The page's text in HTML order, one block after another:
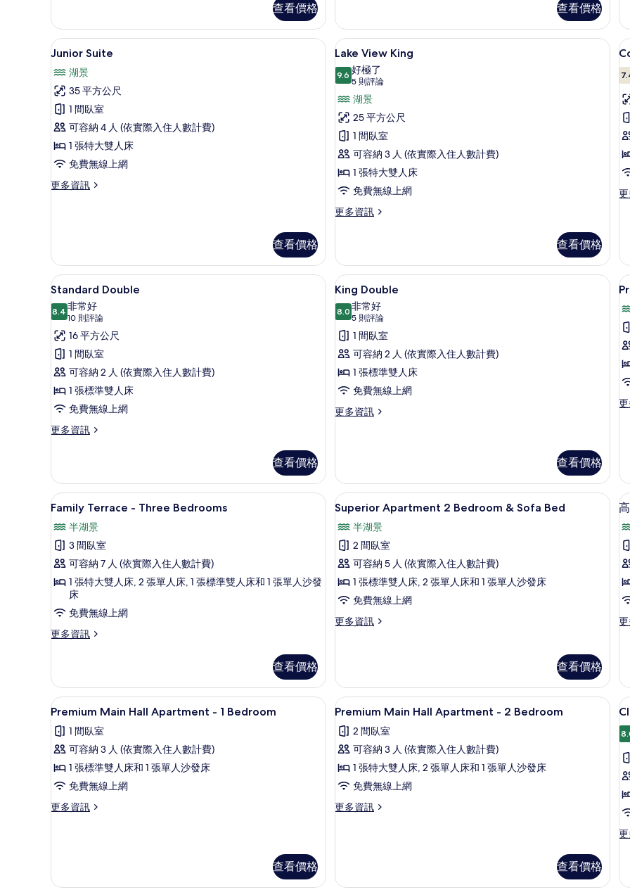
相
片
3
Bedroom
Private
Tub
的
詳
情
查看價格
相
片
3
Bedroom
Suite
詳
情
查看價格
情
顯
Junior
Suite
的
所
有
相
片
Junior Suite | 埃及棉床單、高級寢具、舒適加層、書桌
10
Junior Suite
湖景
35 平方公尺
1 間臥室
可容納 4 人 (依實際入住人數計費)
1 張特大雙人床
免費無線上網
更多資訊
更
情
查看價格
顯
示
Lake
View
King
的
所
有
相
片
9
Lake View King
9.69.6 分，滿分 10 分
好極了
5 則評論
(5
則
評
論)
湖景
25 平方公尺
1 間臥室
可容納 3 人 (依實際入住人數計費)
1 張特大雙人床
免費無線上網
更多資訊
更
King
的
詳
查看價格
顯
更
詳
情
顯
示
Standard
Double
的
所
有
相
片
Standard Double | 埃及棉床單、高級寢具、舒適加層、書桌
4
Standard Double
8.48.4 分，滿分 10 分
非常好
10 則評論
(10
則
評
論)
16 平方公尺
1 間臥室
可容納 2 人 (依實際入住人數計費)
1 張標準雙人床
免費無線上網
更多資訊
更
的
詳
情
查看價格
顯
示
King
Double
的
所
有
相
King Double | 埃及棉床單、高級寢具
6
King Double
8.08.0 分，滿分 10 分
非常好
5 則評論
(5
則
評
論)
1 間臥室
可容納 2 人 (依實際入住人數計費)
1 張標準雙人床
免費無線上網
更多資訊
更
詳
情
查看價格
顯
-
相
更
的
詳
情
顯
Family
Terrace
-
Three
Bedrooms
的
所
片
7
Family Terrace - Three Bedrooms
半湖景
3 間臥室
可容納 7 人 (依實際入住人數計費)
1 張特大雙人床, 2 張單人床, 1 張標準雙人床和 1 張單人沙發
床
免費無線上網
更多資訊
更
-
Three
Bedrooms
詳
情
查看價格
顯
Superior
Apartment
2
Bedroom
&
Sofa
有
相
片
埃及棉床單、高級寢具、舒適加層、書桌
8
Superior Apartment 2 Bedroom & Sofa Bed
半湖景
2 間臥室
可容納 5 人 (依實際入住人數計費)
1 張標準雙人床, 2 張單人床和 1 張單人沙發床
免費無線上網
更多資訊
更
Bedroom
&
Sofa
的
詳
查看價格
公
的
更
寓,
間
室
詳
情
顯
示
Premium
Main
Hall
Apartment
-
Premium Main Hall Apartment - 1 Bedroom | 埃及棉床單、高級寢具、舒適加層、書桌
7
Premium Main Hall Apartment - 1 Bedroom
1 間臥室
可容納 3 人 (依實際入住人數計費)
1 張標準雙人床和 1 張單人沙發床
免費無線上網
更多資訊
更
-
查看價格
顯
示
Premium
Main
Hall
Apartment
-
Premium Main Hall Apartment - 2
5
Premium Main Hall Apartment - 2 Bedroom
2 間臥室
可容納 3 人 (依實際入住人數計費)
1 張特大雙人床, 2 張單人床和 1 張單人沙發床
免費無線上網
更多資訊
更
-
查看價格
顯
更
的